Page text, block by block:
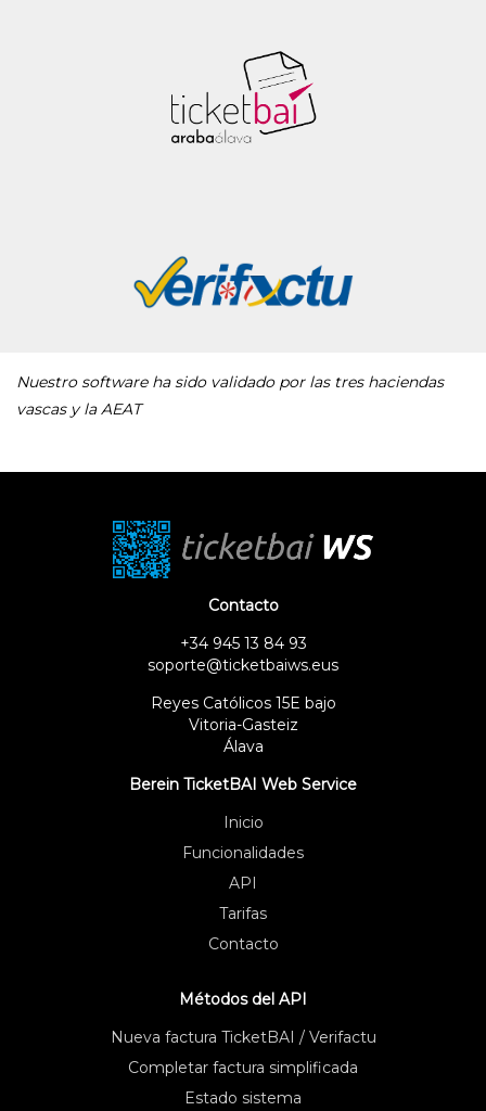
Nuestro software ha sido validado por las tres haciendas
vascas y la AEAT
Contacto
+34 945 13 84 93
soporte@ticketbaiws.eus
Reyes Católicos 15E bajo
Vitoria-Gasteiz
Álava
Berein TicketBAI Web Service
Inicio
Funcionalidades
API
Tarifas
Contacto
Métodos del API
Nueva factura TicketBAI / Verifactu
Completar factura simplificada
Estado sistema